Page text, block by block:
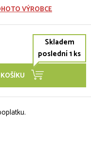
VÝROBCE
Skladem
poslední 1 ks